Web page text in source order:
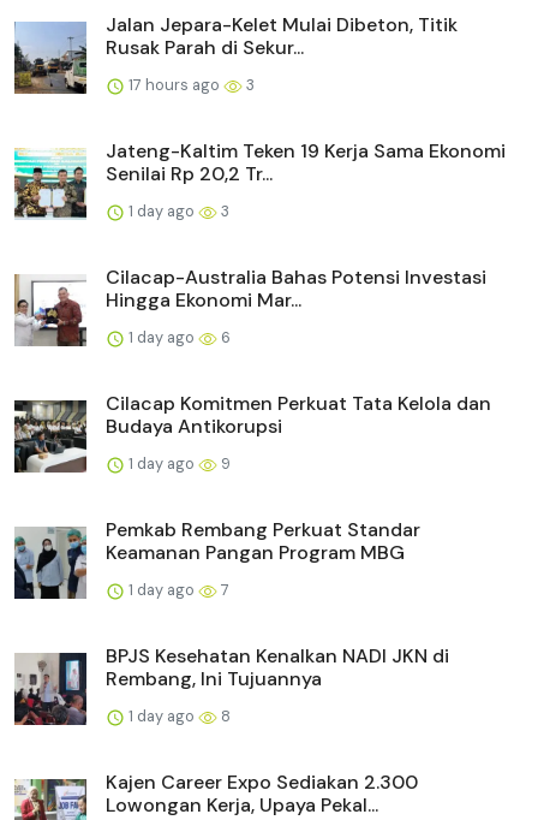
Jalan Jepara-Kelet Mulai Dibeton, Titik
Rusak Parah di Sekur...
17 hours ago 3
Jateng-Kaltim Teken 19 Kerja Sama Ekonomi
Senilai Rp 20,2 Tr...
1 day ago 3
Cilacap-Australia Bahas Potensi Investasi
Hingga Ekonomi Mar...
1 day ago 6
Cilacap Komitmen Perkuat Tata Kelola dan
Budaya Antikorupsi
1 day ago 9
Pemkab Rembang Perkuat Standar
Keamanan Pangan Program MBG
1 day ago 7
BPJS Kesehatan Kenalkan NADI JKN di
Rembang, Ini Tujuannya
1 day ago 8
Kajen Career Expo Sediakan 2.300
Lowongan Kerja, Upaya Pekal...